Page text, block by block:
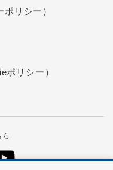
リシー）
ポリシー）